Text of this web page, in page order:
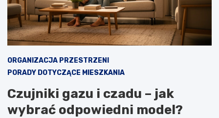
ORGANIZACJA PRZESTRZENI
PORADY DOTYCZĄCE MIESZKANIA
Czujniki gazu i czadu – jak
wybrać odpowiedni model?